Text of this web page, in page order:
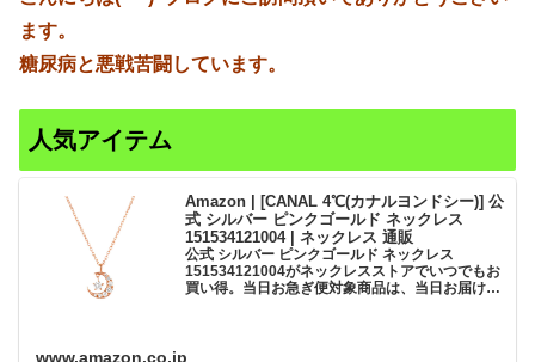
ます。
糖尿病と悪戦苦闘しています。
人気アイテム
Amazon | [CANAL 4℃(カナルヨンドシー)] 公
式 シルバー ピンクゴールド ネックレス
151534121004 | ネックレス 通販
公式 シルバー ピンクゴールド ネックレス
151534121004がネックレスストアでいつでもお
買い得。当日お急ぎ便対象商品は、当日お届け可
www.amazon.co.jp